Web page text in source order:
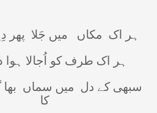
ہر اک مکاں میں جَلا پھر
ہر اک طرف کو اُجالا ہوا
سبھی کے دل میں سماں بھا
کا